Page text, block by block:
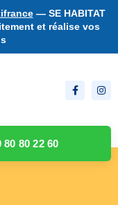
— SE HABITAT
et réalise vos
80 80 22 60